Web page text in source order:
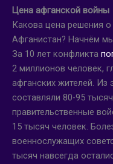
Цена афганской войны
Какова цена решения
Афганистан? Начнём
За 10 лет конфликта
2 миллионов человек,
афганских жителей.
составляли 80-95
правительственные
15 тысяч человек.
военнослужащих
тысяч навсегда